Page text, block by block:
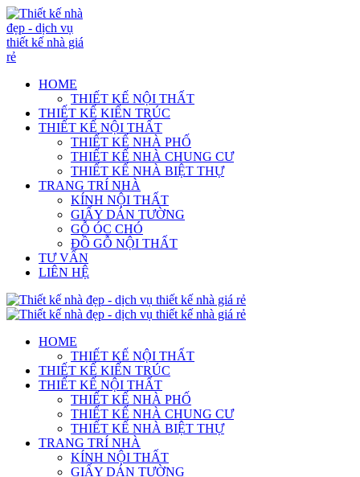
HOME
THIẾT KẾ NỘI THẤT
THIẾT KẾ KIẾN TRÚC
THIẾT KẾ NỘI THẤT
THIẾT KẾ NHÀ PHỐ
THIẾT KẾ NHÀ CHUNG CƯ
THIẾT KẾ NHÀ BIỆT THỰ
TRANG TRÍ NHÀ
KÍNH NỘI THẤT
GIẤY DÁN TƯỜNG
GỖ ÓC CHÓ
ĐỒ GỖ NỘI THẤT
TƯ VẤN
LIÊN HỆ
HOME
THIẾT KẾ NỘI THẤT
THIẾT KẾ KIẾN TRÚC
THIẾT KẾ NỘI THẤT
THIẾT KẾ NHÀ PHỐ
THIẾT KẾ NHÀ CHUNG CƯ
THIẾT KẾ NHÀ BIỆT THỰ
TRANG TRÍ NHÀ
KÍNH NỘI THẤT
GIẤY DÁN TƯỜNG